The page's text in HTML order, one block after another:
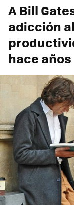
A Bill
adicción
hace años